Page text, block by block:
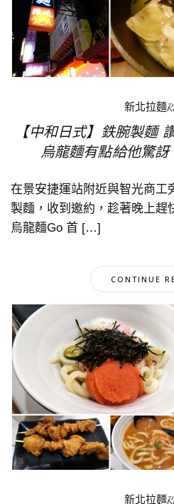
新北拉麵
【中和日式】鉄腕製麵
烏龍麵有點給他驚
在景安捷運站附近與智光商工
製麵，收到邀約，趁著晚上趕
烏龍麵Go 首 […]
CONTINUE
新北拉麵